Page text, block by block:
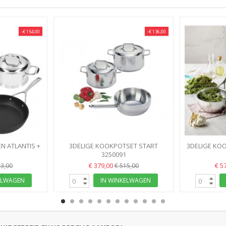
-€ 154,00
ATLANTIS +
DURASLIDE
-€ 136,00
3DELIGE KOOKPOTSET START
APOLLO DEMEYERE APOLLO
3250091
€ 379,00€ 515,00
IN WINKELWAGEN
3DELIGE
€